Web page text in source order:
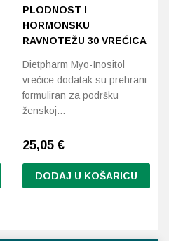
PLODNOST I
HORMONSKU
RAVNOTEŽU 30 VREĆICA
Dietpharm Myo-Inositol
vrećice dodatak su prehrani
formuliran za podršku
ženskoj…
25,05 €
DODAJ U KOŠARICU